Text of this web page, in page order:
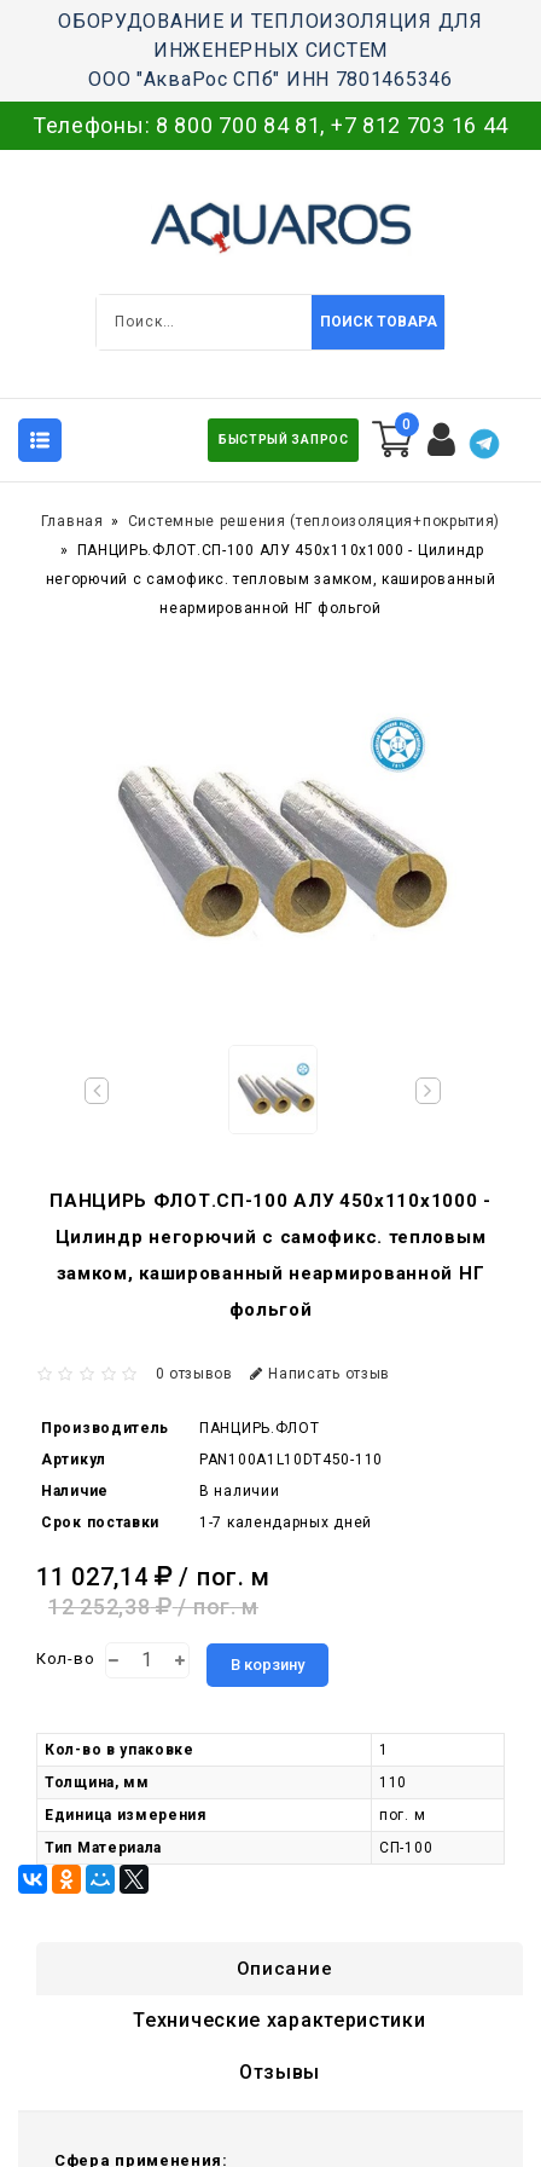
ОБОРУДОВАНИЕ И ТЕПЛОИЗОЛЯЦИЯ ДЛЯ
ИНЖЕНЕРНЫХ СИСТЕМ
ООО "АкваРос СПб" ИНН 7801465346
Телефоны: 8 800 700 84 81, +7 812 703 16 44
ПОИСК ТОВАРА
БЫСТРЫЙ ЗАПРОС
0
Главная
Системные решения (теплоизоляция+покрытия)
ПАНЦИРЬ.ФЛОТ.СП-100 АЛУ 450x110x1000 - Цилиндр
негорючий c самофикс. тепловым замком, кашированный
неармированной НГ фольгой
ПАНЦИРЬ ФЛОТ.СП-100 АЛУ 450x110x1000 -
Цилиндр негорючий c самофикс. тепловым
замком, кашированный неармированной НГ
фольгой
0 отзывов Написать отзыв
Производитель
ПАНЦИРЬ.ФЛОТ
Артикул
PAN100A1L10DT450-110
Наличие
В наличии
Срок поставки
1-7 календарных дней
11 027,14 / пог. м
12 252,38 / пог. м
Кол-во В корзину
Кол-во в упаковке
1
Толщина, мм
110
Единица измерения
пог. м
Тип Материала
СП-100
Описание
Технические характеристики
Отзывы
Сфера применения: